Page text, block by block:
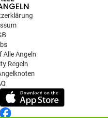
Alle Angeln
Regeln